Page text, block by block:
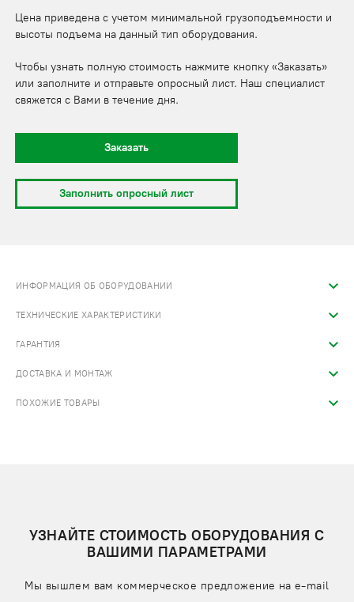
Цена приведена с учетом минимальной грузоподъемности и
высоты подъема на данный тип оборудования.
Чтобы узнать полную стоимость нажмите кнопку «Заказать»
или заполните и отправьте опросный лист. Наш специалист
свяжется с Вами в течение дня.
Заказать
Заполнить опросный лист
ИНФОРМАЦИЯ ОБ ОБОРУДОВАНИИ
ТЕХНИЧЕСКИЕ ХАРАКТЕРИСТИКИ
ГАРАНТИЯ
ДОСТАВКА И МОНТАЖ
ПОХОЖИЕ ТОВАРЫ
УЗНАЙТЕ СТОИМОСТЬ ОБОРУДОВАНИЯ С
ВАШИМИ ПАРАМЕТРАМИ
Мы вышлем вам коммерческое предложение на e-mail